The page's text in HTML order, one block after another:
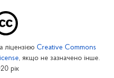
ліцензією Creative Commons
, якщо не зазначено інше.
рік